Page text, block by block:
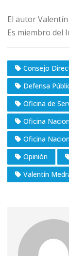
El autor
Es miembro del
Consejo
Defensa
Oficina de
Oficina
Oficina
Opinión
Valentín